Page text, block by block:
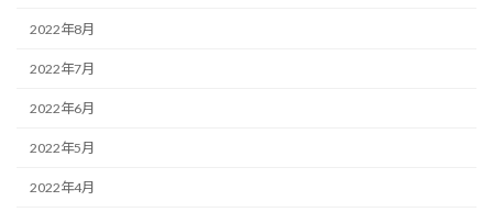
2022年8月
2022年7月
2022年6月
2022年5月
2022年4月